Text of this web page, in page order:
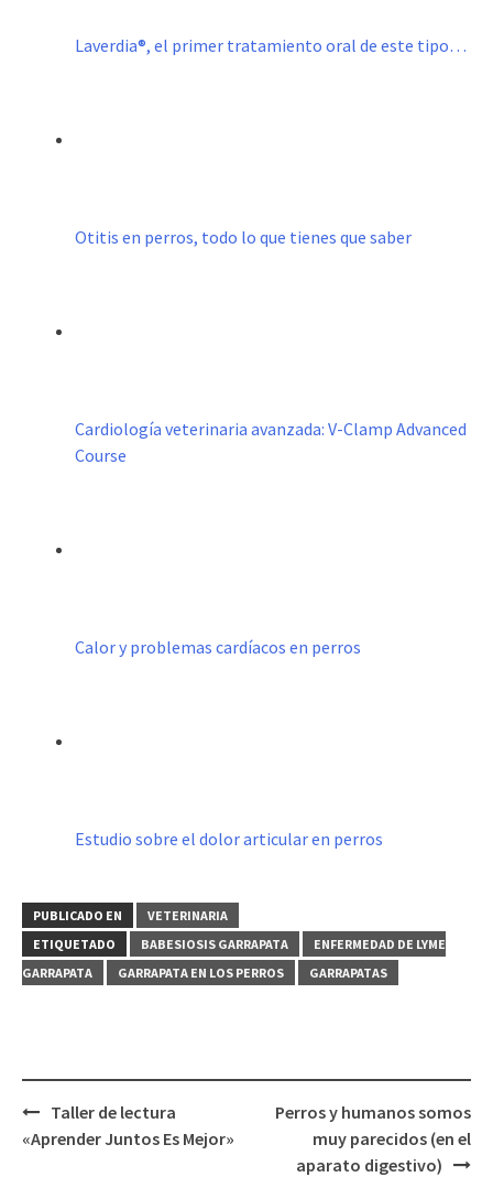
Laverdia®, el primer tratamiento oral de este tipo…
Otitis en perros, todo lo que tienes que saber
Cardiología veterinaria avanzada: V-Clamp Advanced
Course
Calor y problemas cardíacos en perros
Estudio sobre el dolor articular en perros
PUBLICADO EN
VETERINARIA
ETIQUETADO
BABESIOSIS GARRAPATA
ENFERMEDAD DE LYME
GARRAPATA
GARRAPATA EN LOS PERROS GARRAPATAS
Navegación
de
Taller de lectura
«Aprender Juntos Es Mejor»
Perros y humanos somos
muy parecidos (en el
aparato digestivo)